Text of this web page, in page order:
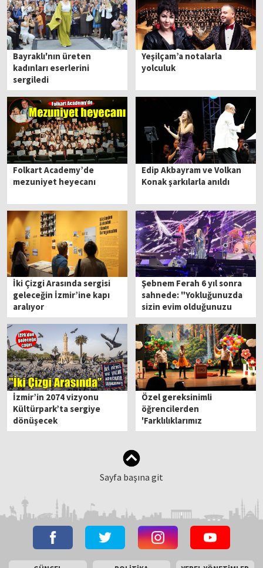
Bayraklı'nın üreten
kadınları eserlerini
sergiledi
Yeşilçam’a notalarla
yolculuk
Folkart Academy’de
mezuniyet heyecanı
Edip Akbayram ve Volkan
Konak şarkılarla anıldı
İki Çizgi Arasında sergisi
geleceğin İzmir’ine kapı
aralıyor
Şebnem Ferah 6 yıl sonra
sahnede: "Yokluğunuzda
sizin evim olduğunuzu
anladım"
İzmir’in 2074 vizyonu
Kültürpark’ta sergiye
dönüşecek
Özel gereksinimli
öğrencilerden
'Farklılıklarımız
Zenginliğimiz' tiyatro
Sayfa başına git